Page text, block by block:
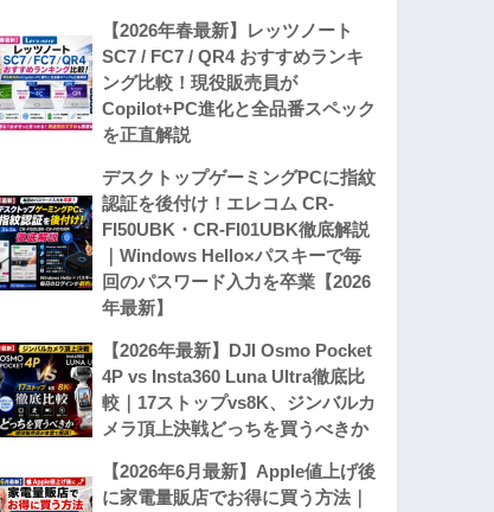
【2026年春最新】レッツノート
SC7 / FC7 / QR4 おすすめランキ
ング比較！現役販売員が
Copilot+PC進化と全品番スペック
を正直解説
デスクトップゲーミングPCに指紋
認証を後付け！エレコム CR-
FI50UBK・CR-FI01UBK徹底解説
｜Windows Hello×パスキーで毎
回のパスワード入力を卒業【2026
年最新】
【2026年最新】DJI Osmo Pocket
4P vs Insta360 Luna Ultra徹底比
較｜17ストップvs8K、ジンバルカ
メラ頂上決戦どっちを買うべきか
【2026年6月最新】Apple値上げ後
に家電量販店でお得に買う方法｜